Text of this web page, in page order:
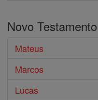
Bíblia
Novo Testamento
Mateus
Marcos
Lucas